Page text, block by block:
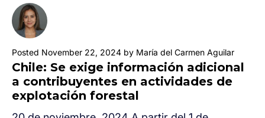
Posted November 22, 2024 by María del Carmen Aguilar
Chile: Se exige información adicional
a contribuyentes en actividades de
explotación forestal